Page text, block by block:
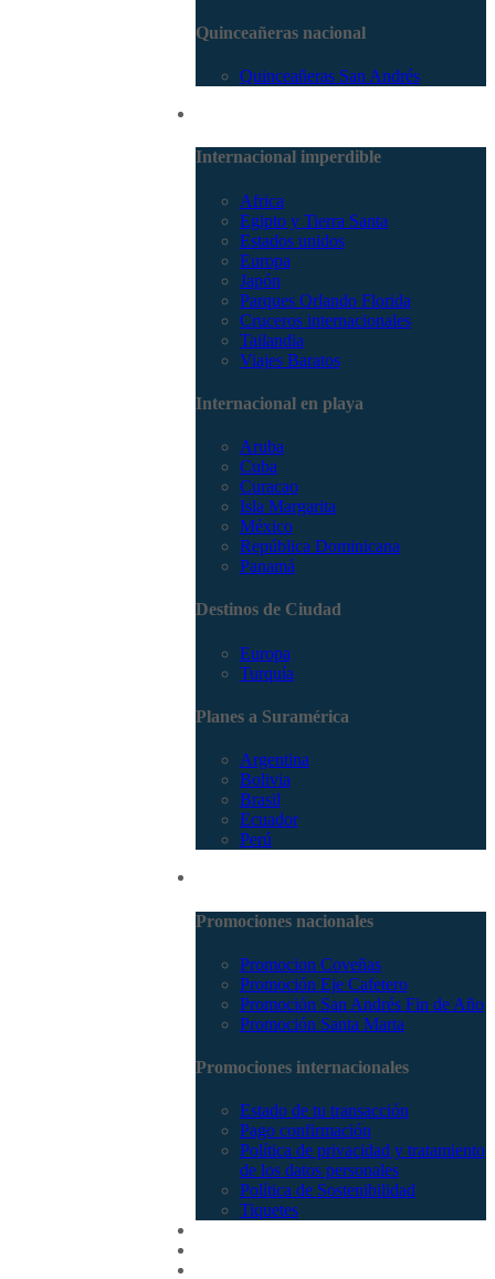
Quinceañeras nacional
Quinceañeras San Andrés
Internacional imperdible
Africa
Egipto y Tierra Santa
Estados unidos
Europa
Japón
Parques Orlando Florida
Cruceros internacionales
Tailandia
Viajes Baratos
Internacional en playa
Aruba
Cuba
Curacao
Isla Margarita
México
República Dominicana
Panamá
Destinos de Ciudad
Europa
Turquía
Planes a Suramérica
Argentina
Bolivia
Brasil
Ecuador
Perú
Promociones nacionales
Promocion Coveñas
Promoción Eje Cafetero
Promoción San Andrés Fin de Año
Promoción Santa Marta
Promociones internacionales
Estado de tu transacción
Pago confirmación
Política de privacidad y tratamiento
de los datos personales
Política de Sostenibilidad
Tiquetes